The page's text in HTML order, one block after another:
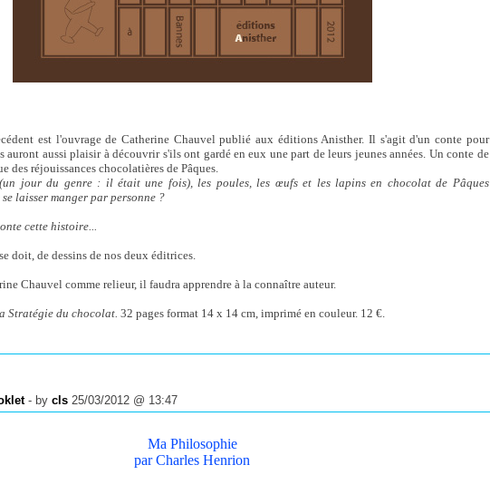
est l'ouvrage de Catherine Chauvel publié aux éditions Anisther. Il s'agit d'un conte pour
auront aussi plaisir à découvrir s'ils ont gardé en eux une part de leurs jeunes années. Un conte de
des réjouissances chocolatières de Pâques.
jour du genre : il était une fois), les poules, les œufs et les lapins en chocolat de Pâques
laisser manger par personne ?
cette histoire...
doit, de dessins de nos deux éditrices.
Chauvel comme relieur, il faudra apprendre à la connaître auteur.
Stratégie du chocolat. 32 pages format 14 x 14 cm, imprimé en couleur. 12 €.
- by cls 25/03/2012 @ 13:47
Ma Philosophie
par Charles Henrion